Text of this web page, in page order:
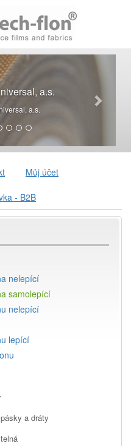
a.s.
a.s.
Můj účet
- B2B
nelepící
samolepící
nelepící
lepící
a dráty